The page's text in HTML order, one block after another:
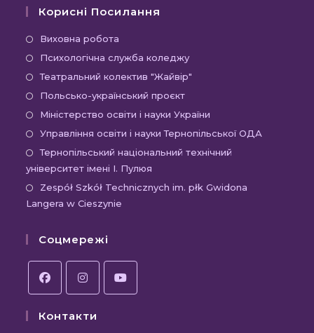
Корисні Посилання
Виховна робота
в
новій
вкладці
Психологічна служба коледжуВідкриється
в
вкладці
Театральний колектив "Жайвір"
новій
вкладці
Польсько-український проєктВідкриється
в
новій
вкладці
Міністерство освіти і науки України
в
новій
Управління освіти і науки Тернопільської ОДА
Тернопільський національний технічний
університет імені І. Пулюя
Zespół Szkół Technicznych im. płk Gwidona
Langera w Cieszynie
Соцмережі
в
в
Контакти